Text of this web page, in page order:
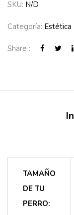
SKU: N/D
Categoría: Estética
Share :
TAMAÑO
DE TU
PERRO: